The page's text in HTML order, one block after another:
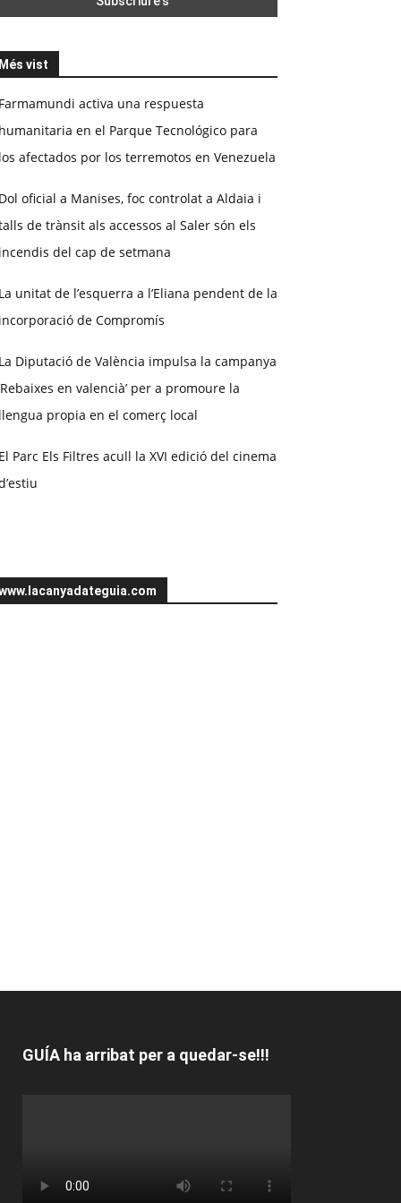
Més vist
Farmamundi activa una respuesta
humanitaria en el Parque Tecnológico para
los afectados por los terremotos en Venezuela
Dol oficial a Manises, foc controlat a Aldaia i
de trànsit als accessos al Saler són els
incendis del cap de setmana
La unitat de l’esquerra a l’Eliana pendent de la
incorporació de Compromís
La Diputació de València impulsa la campanya
en valencià’ per a promoure la
llengua propia en el comerç local
El Parc Els Filtres acull la XVI edició del cinema
GUÍA ha arribat per a quedar-se!!!